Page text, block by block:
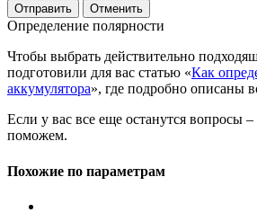
Отменить
Определение полярности
Чтобы выбрать действительно
подготовили для вас статью «Как
аккумулятора», где подробно описаны
Если у вас все еще останутся вопросы
поможем.
Похожие по параметрам